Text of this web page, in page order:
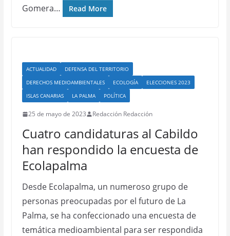
Gomera…
Read More
ACTUALIDAD
DEFENSA DEL TERRITORIO
DERECHOS MEDIOAMBIENTALES
ECOLOGÍA
ELECCIONES 2023
ISLAS CANARIAS
LA PALMA POLÍTICA
25 de mayo de 2023 Redacción Redacción
Cuatro candidaturas al Cabildo
han respondido la encuesta de
Ecolapalma
Desde Ecolapalma, un numeroso grupo de
personas preocupadas por el futuro de La
Palma, se ha confeccionado una encuesta de
temática medioambiental para ser respondida